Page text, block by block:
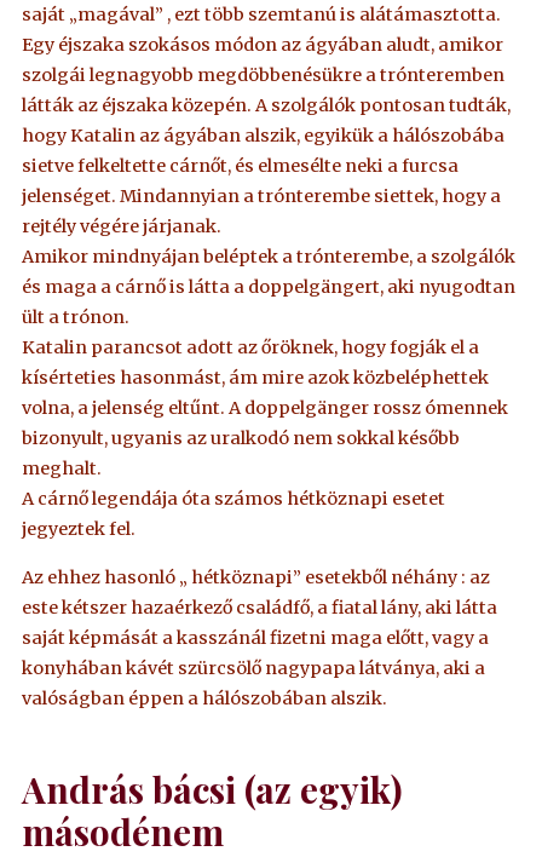
saját „magával” , ezt több szemtanú is alátámasztotta.
Egy éjszaka szokásos módon az ágyában aludt, amikor
szolgái legnagyobb megdöbbenésükre a trónteremben
látták az éjszaka közepén. A szolgálók pontosan tudták,
hogy Katalin az ágyában alszik, egyikük a hálószobába
sietve felkeltette cárnőt, és elmesélte neki a furcsa
jelenséget. Mindannyian a trónterembe siettek, hogy a
rejtély végére járjanak.
Amikor mindnyájan beléptek a trónterembe, a szolgálók
és maga a cárnő is látta a doppelgängert, aki nyugodtan
ült a trónon.
Katalin parancsot adott az őröknek, hogy fogják el a
kísérteties hasonmást, ám mire azok közbeléphettek
volna, a jelenség eltűnt. A doppelgänger rossz ómennek
bizonyult, ugyanis az uralkodó nem sokkal később
meghalt.
A cárnő legendája óta számos hétköznapi esetet
jegyeztek fel.
Az ehhez hasonló „ hétköznapi” esetekből néhány : az
este kétszer hazaérkező családfő, a fiatal lány, aki látta
saját képmását a kasszánál fizetni maga előtt, vagy a
konyhában kávét szürcsölő nagypapa látványa, aki a
valóságban éppen a hálószobában alszik.
András bácsi (az egyik)
másodénem